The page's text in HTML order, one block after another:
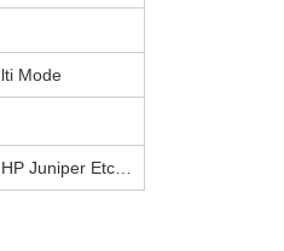
Mode
Juniper Etc…